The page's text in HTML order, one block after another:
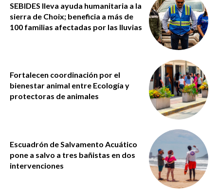
SEBIDES lleva ayuda humanitaria a la
sierra de Choix; beneficia a más de
100 familias afectadas por las lluvias
Fortalecen coordinación por el
bienestar animal entre Ecología y
protectoras de animales
Escuadrón de Salvamento Acuático
pone a salvo a tres bañistas en dos
intervenciones